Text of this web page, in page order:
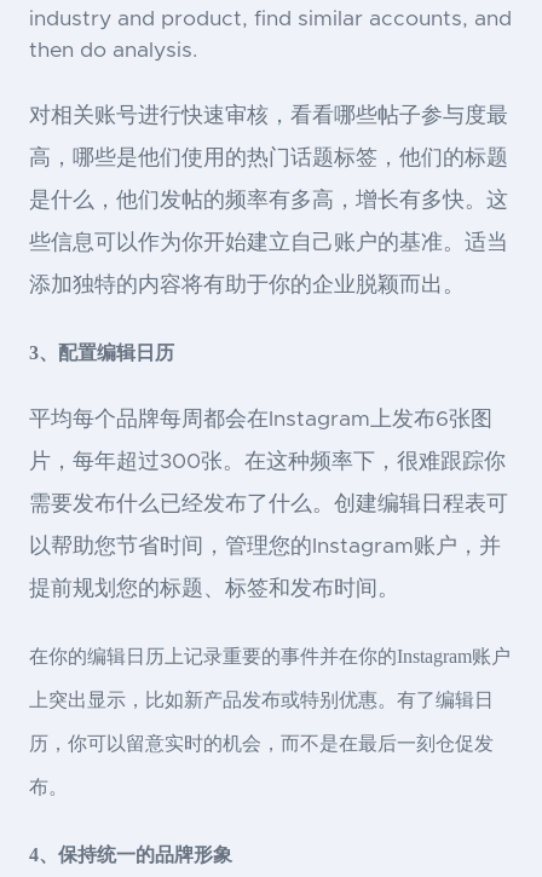
industry and product, find similar accounts, and
then do analysis.
对相关账号进行快速审核，看看哪些帖子参与度最
高，哪些是他们使用的热门话题标签，他们的标题
是什么，他们发帖的频率有多高，增长有多快。这
些信息可以作为你开始建立自己账户的基准。适当
添加独特的内容将有助于你的企业脱颖而出。
3、配置编辑日历
平均每个品牌每周都会在Instagram上发布6张图
片，每年超过300张。在这种频率下，很难跟踪你
需要发布什么已经发布了什么。创建编辑日程表可
以帮助您节省时间，管理您的Instagram账户，并
提前规划您的标题、标签和发布时间。
在你的编辑日历上记录重要的事件并在你的Instagram账户
上突出显示，比如新产品发布或特别优惠。有了编辑日
历，你可以留意实时的机会，而不是在最后一刻仓促发
布。
4、保持统一的品牌形象